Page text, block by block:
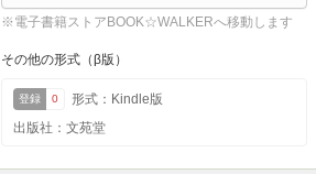
※電子書籍ストアBOOK☆WALKERへ移動します
その他の形式（β版）
登録 0
形式：Kindle版
出版社：文苑堂